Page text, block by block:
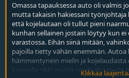
Omassa tapauksessa auto oli valmis
mutta takaisin hakiessani
että kojelautaan oli tullut pieni
kunhan sellainen jostain löytyy kun
varastossa. Eihän siinä mitään,
pajoilla tietty vähän enemmän. Autoa
hämmentynein mielin ja kojelaudasta
kunnolla rikki mutta sen lisäksi myös
Klikkaa